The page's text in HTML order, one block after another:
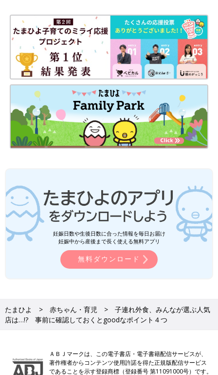
妊娠日数や生後日数に合った情報を毎日お届け
妊娠中から産後まで長く使える無料アプリ
無料ダウンロード
たまひよ 赤ちゃん・育児
子連れ外食、みんなが選ぶ人気
店は…!? 事前に確認しておくとgoodなポイント４つ
ＡＢＪマークは、この電子書店・電子書籍配信サービスが、
著作権者からコンテンツ使用許諾を得た正規版配信サービス
であることを示す登録商標（登録番号 第11091000号）です。